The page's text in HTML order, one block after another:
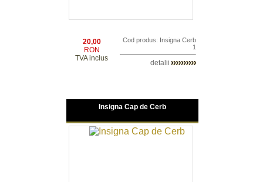
20,00
RON
TVA inclus
Cod produs: Insigna Cerb
1
detalii
Insigna Cap de Cerb